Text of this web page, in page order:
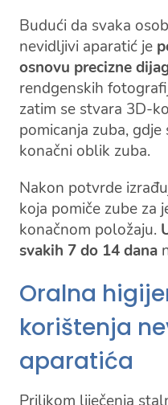
Budući da svaka
nevidljivi aparatić je
osnovu precizne
rendgenskih
zatim se stvara 3D-
pomicanja zuba,
konačni oblik zuba.
Nakon potvrde
koja pomiče zube za
konačnom položaju.
svakih 7 do 14 dana
Oralna
korištenja
aparatića